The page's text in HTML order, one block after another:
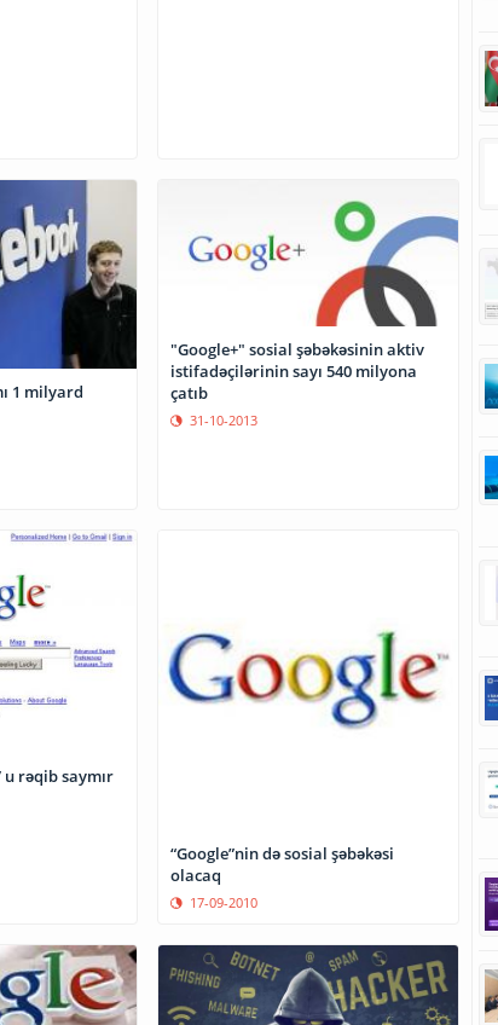
1 milyard
"Google+" sosial şəbəkəsinin aktiv
istifadəçilərinin sayı 540 milyona
çatıb
31-10-2013
u rəqib saymır
“Google”nin də sosial şəbəkəsi
olacaq
17-09-2010